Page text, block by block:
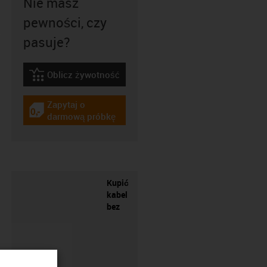
pewności, czy
pasuje?
igus-icon-lebensdauerrechner
Oblicz żywotność
igus-icon-gratismuster
Zapytaj o
darmową próbkę
Kupić
kabel
bez